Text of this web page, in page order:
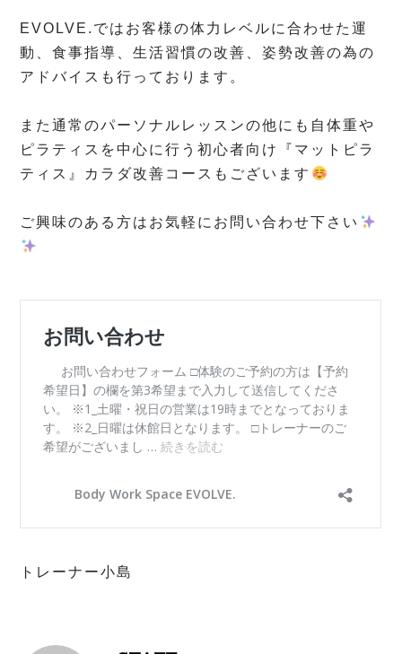
EVOLVE.ではお客様の体力レベルに合わせた運
動、食事指導、生活習慣の改善、姿勢改善の為の
アドバイスも行っております。
また通常のパーソナルレッスンの他にも自体重や
ピラティスを中心に行う初心者向け『マットピラ
ティス』カラダ改善コースもございます
ご興味のある方はお気軽にお問い合わせ下さい
トレーナー小島